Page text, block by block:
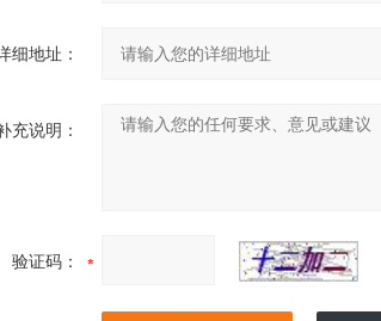
细地址：
充说明：
验证码：